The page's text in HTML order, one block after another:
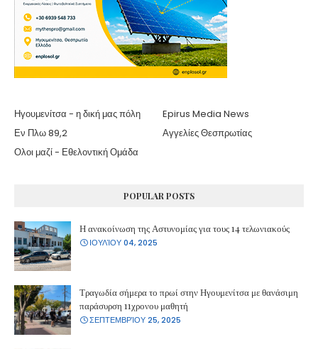
Ηγουμενίτσα - η δική μας πόλη
Epirus Media News
Εν Πλω 89,2
Αγγελίες Θεσπρωτίας
Ολοι μαζί - Εθελοντική Ομάδα
POPULAR POSTS
Η ανακοίνωση της Αστυνομίας για τους 14 τελωνιακούς
ΙΟΥΛΊΟΥ 04, 2025
Τραγωδία σήμερα το πρωί στην Ηγουμενίτσα με θανάσιμη
παράσυρση 11χρονου μαθητή
ΣΕΠΤΕΜΒΡΊΟΥ 25, 2025